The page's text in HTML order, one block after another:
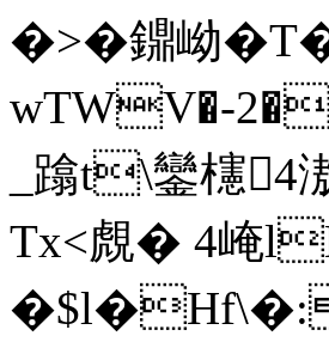
�>�鐤岰�
wTWV�-
_蹹t\鑾櫶4
Tx<覤� 4
�